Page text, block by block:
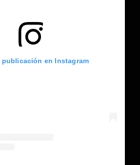
publicación en Instagram